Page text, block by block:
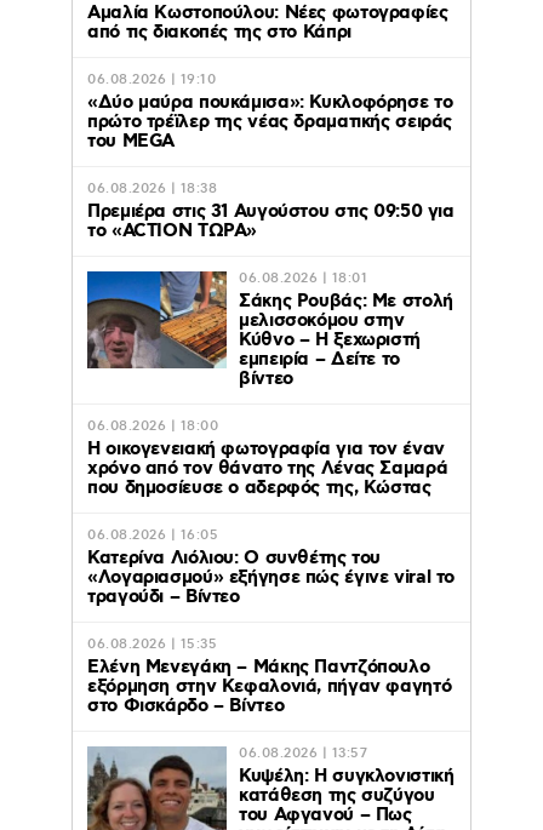
Αμαλία Κωστοπούλου: Νέες φωτογραφίες
από τις διακοπές της στο Κάπρι
06.08.2026 | 19:10
«Δύο μαύρα πουκάμισα»: Κυκλοφόρησε το
πρώτο τρέϊλερ της νέας δραματικής σειράς
του MEGA
06.08.2026 | 18:38
Πρεμιέρα στις 31 Αυγούστου στις 09:50 για
το «ACTION ΤΩΡΑ»
06.08.2026 | 18:01
Σάκης Ρουβάς: Με στολή
μελισσοκόμου στην
Κύθνο – Η ξεχωριστή
εμπειρία – Δείτε το
βίντεο
06.08.2026 | 18:00
Η οικογενειακή φωτογραφία για τον έναν
χρόνο από τον θάνατο της Λένας Σαμαρά
που δημοσίευσε ο αδερφός της, Κώστας
06.08.2026 | 16:05
Κατερίνα Λιόλιου: Ο συνθέτης του
«Λογαριασμού» εξήγησε πώς έγινε viral το
τραγούδι – Βίντεο
06.08.2026 | 15:35
Ελένη Μενεγάκη – Μάκης Παντζόπουλο
εξόρμηση στην Κεφαλονιά, πήγαν φαγητό
στο Φισκάρδο – Βίντεο
06.08.2026 | 13:57
Κυψέλη: Η συγκλονιστική
κατάθεση της συζύγου
του Αφγανού – Πως